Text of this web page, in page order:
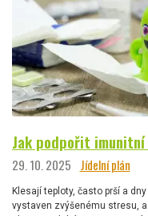
Jak podpořit imunitní
29. 10. 2025 Jídelní plán
Klesají teploty, často prší a
vystaven zvýšenému stresu,